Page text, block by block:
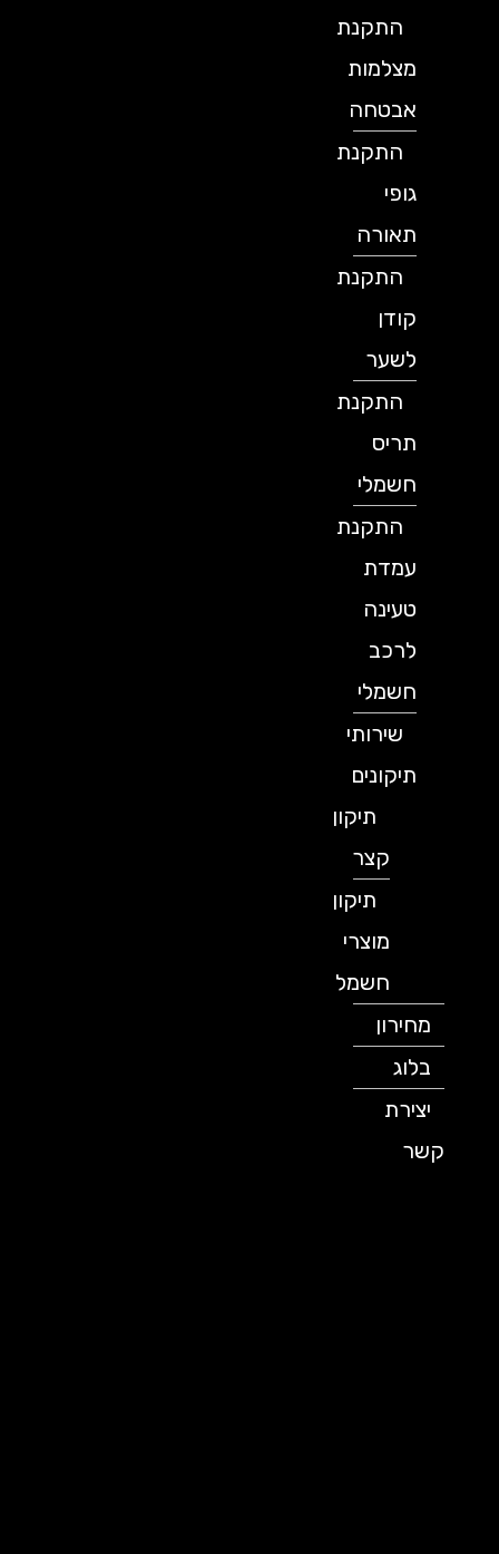
התקנת
מצלמות
אבטחה
התקנת
תאורה
התקנת
לשער
התקנת
תריס
חשמלי
התקנת
עמדת
טעינה
לרכב
חשמלי
שירותי
תיקונים
תיקון
תיקון
מוצרי
חשמל
מחירון
יצירת
קשר